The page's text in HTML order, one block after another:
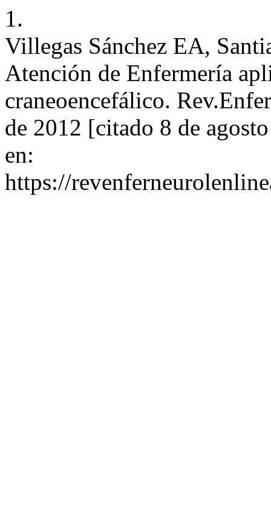
1.
Villegas Sánchez EA,
Atención de Enfermería
craneoencefálico.
de 2012 [citado 8 de
en:
https://